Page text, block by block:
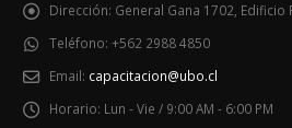
Dirección: General Gana 1702, Edificio
Teléfono: +562 2988 4850
Email: capacitacion@ubo.cl
Horario: Lun - Vie / 9:00 AM - 6:00 PM